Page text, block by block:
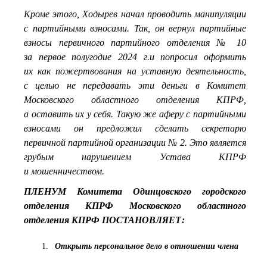
Кроме этого, Ходырев начал проводить манипуляции
с партийными взносами. Так, он вернул партийные
взносы первичного партийного отделения № 10
за первое полугодие 2024 г.и попросил оформить
их как пожертвования на уставную деятельность,
с целью не передавать эти деньги в Комитет
Московского областного отделения КПРФ,
а оставить их у себя. Такую же аферу с партийными
взносами он предложил сделать секретарю
первичной партийной организации № 2. Это является
грубым нарушением Устава КПРФ
и мошенничеством.
ПЛЕНУМ Комитета Одинцовского городского
отделения КПРФ Московского областного
отделения КПРФ ПОСТАНОВЛЯЕТ:
Открыть персональное дело в отношении члена